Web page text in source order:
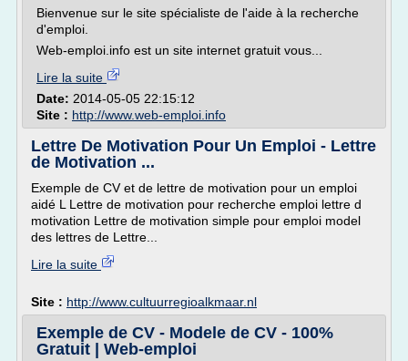
Bienvenue sur le site spécialiste de l'aide à la recherche
d'emploi.
Web-emploi.info est un site internet gratuit vous...
Lire la suite
Date: 2014-05-05 22:15:12
Site : http://www.web-emploi.info
Lettre De Motivation Pour Un Emploi - Lettre
de Motivation ...
Exemple de CV et de lettre de motivation pour un emploi
aidé L Lettre de motivation pour recherche emploi lettre d
motivation Lettre de motivation simple pour emploi model
des lettres de Lettre...
Lire la suite
Site : http://www.cultuurregioalkmaar.nl
Exemple de CV - Modele de CV - 100%
Gratuit | Web-emploi